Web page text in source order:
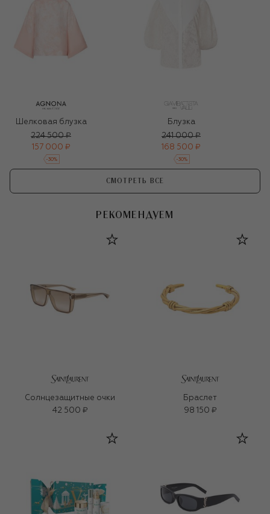
Шелковая блузка
224 500 ₽
157 000 ₽
-30%
Блузка
241 000 ₽
168 500 ₽
-30%
СМОТРЕТЬ ВСЕ
РЕКОМЕНДУЕМ
Солнцезащитные очки
42 500 ₽
Браслет
98 150 ₽